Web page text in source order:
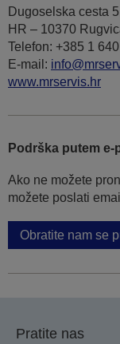
Dugoselska cesta 5
HR – 10370
Telefon: +385 1 640
Е-mail:
www.mrservis.hr
Podrška putem
Ako ne možete
možete poslati
Obratite nam se
Pratite nas